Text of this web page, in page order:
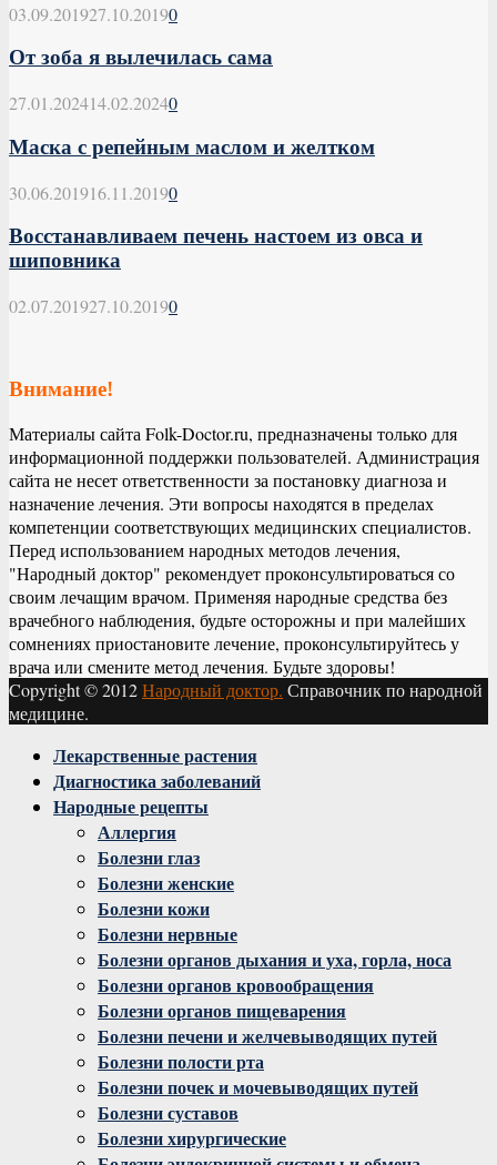
03.09.201927.10.20190
От зоба я вылечилась сама
27.01.202414.02.20240
Маска с репейным маслом и желтком
30.06.201916.11.20190
Восстанавливаем печень настоем из овса и
шиповника
02.07.201927.10.20190
Внимание!
Материалы сайта Folk-Doctor.ru, предназначены только для
информационной поддержки пользователей. Администрация
сайта не несет ответственности за постановку диагноза и
назначение лечения. Эти вопросы находятся в пределах
компетенции соответствующих медицинских специалистов.
Перед использованием народных методов лечения,
"Народный доктор" рекомендует проконсультироваться со
своим лечащим врачом. Применяя народные средства без
врачебного наблюдения, будьте осторожны и при малейших
сомнениях приостановите лечение, проконсультируйтесь у
врача или смените метод лечения. Будьте здоровы!
Copyright © 2012Народный доктор. Справочник по народной
медицине.
Facebook
Twitter
Instagram
YoutubeЛекарственные растения
Диагностика заболеваний
Народные рецепты
Аллергия
Болезни глаз
Болезни женские
Болезни кожи
Болезни нервные
Болезни органов дыхания и уха, горла, носа
Болезни органов кровообращения
Болезни органов пищеварения
Болезни печени и желчевыводящих путей
Болезни полости рта
Болезни почек и мочевыводящих путей
Болезни суставов
Болезни хирургические